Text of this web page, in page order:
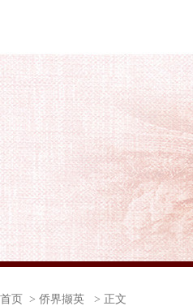
首页 > 侨界撷英 > 正文